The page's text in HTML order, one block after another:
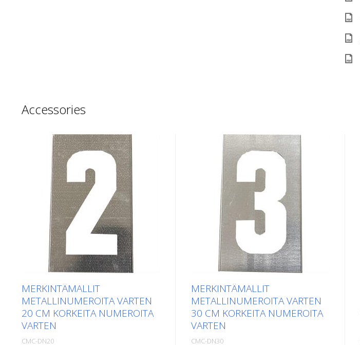
Accessories
MERKINTÄMALLIT
METALLINUMEROITA VARTEN
20 CM KORKEITA NUMEROITA
VARTEN
CMC-DN20
MERKINTÄMALLIT
METALLINUMEROITA VARTEN
30 CM KORKEITA NUMEROITA
VARTEN
CMC-DN30